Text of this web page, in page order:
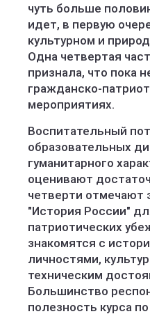
чуть больше
идет, в первую
культурном и
Одна четвертая
признала, что пока
гражданско-
мероприятиях.
Воспитательный
образовательных
гуманитарного
оценивают
четверти отмечают
"История России"
патриотических
знакомятся с
личностями,
техническим
Большинство
полезность курса